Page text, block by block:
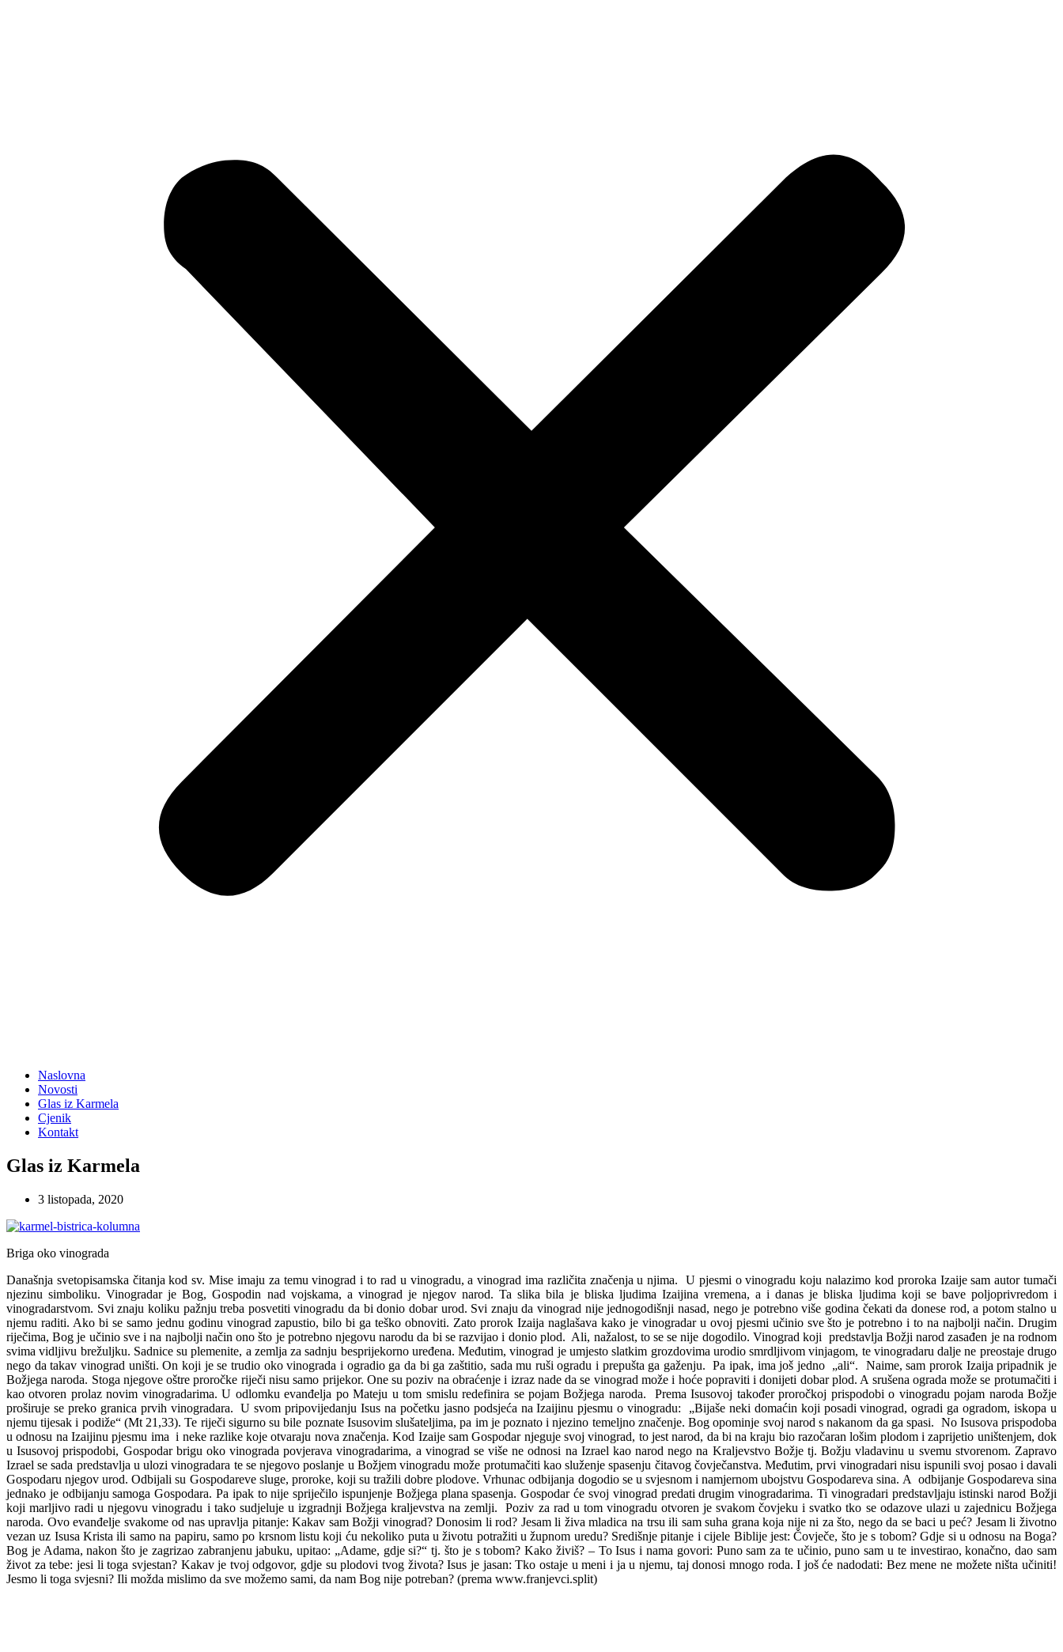
Naslovna
Novosti
Glas iz Karmela
Cjenik
Kontakt
Glas iz Karmela
3 listopada, 2020
Briga oko vinograda
Današnja svetopisamska čitanja kod sv. Mise imaju za temu vinograd i to rad u vinogradu, a vinograd ima različita značenja u njima. U pjesmi o vinogradu koju nalazimo kod proroka Izaije sam autor tumači
njezinu simboliku. Vinogradar je Bog, Gospodin nad vojskama, a vinograd je njegov narod. Ta slika bila je bliska ljudima Izaijina vremena, a i danas je bliska ljudima koji se bave poljoprivredom i
vinogradarstvom. Svi znaju koliku pažnju treba posvetiti vinogradu da bi donio dobar urod. Svi znaju da vinograd nije jednogodišnji nasad, nego je potrebno više godina čekati da donese rod, a potom stalno u
njemu raditi. Ako bi se samo jednu godinu vinograd zapustio, bilo bi ga teško obnoviti. Zato prorok Izaija naglašava kako je vinogradar u ovoj pjesmi učinio sve što je potrebno i to na najbolji način. Drugim
riječima, Bog je učinio sve i na najbolji način ono što je potrebno njegovu narodu da bi se razvijao i donio plod. Ali, nažalost, to se se nije dogodilo. Vinograd koji predstavlja Božji narod zasađen je na rodnom
svima vidljivu brežuljku. Sadnice su plemenite, a zemlja za sadnju besprijekorno uređena. Međutim, vinograd je umjesto slatkim grozdovima urodio smrdljivom vinjagom, te vinogradaru dalje ne preostaje drugo
nego da takav vinograd uništi. On koji je se trudio oko vinograda i ogradio ga da bi ga zaštitio, sada mu ruši ogradu i prepušta ga gaženju. Pa ipak, ima još jedno „ali“. Naime, sam prorok Izaija pripadnik je
Božjega naroda. Stoga njegove oštre proročke riječi nisu samo prijekor. One su poziv na obraćenje i izraz nade da se vinograd može i hoće popraviti i donijeti dobar plod. A srušena ograda može se protumačiti i
kao otvoren prolaz novim vinogradarima. U odlomku evanđelja po Mateju u tom smislu redefinira se pojam Božjega naroda. Prema Isusovoj također proročkoj prispodobi o vinogradu pojam naroda Božje
proširuje se preko granica prvih vinogradara. U svom pripovijedanju Isus na početku jasno podsjeća na Izaijinu pjesmu o vinogradu: „Bijaše neki domaćin koji posadi vinograd, ogradi ga ogradom, iskopa u
njemu tijesak i podiže“ (Mt 21,33). Te riječi sigurno su bile poznate Isusovim slušateljima, pa im je poznato i njezino temeljno značenje. Bog opominje svoj narod s nakanom da ga spasi. No Isusova prispodoba
u odnosu na Izaijinu pjesmu ima i neke razlike koje otvaraju nova značenja. Kod Izaije sam Gospodar njeguje svoj vinograd, to jest narod, da bi na kraju bio razočaran lošim plodom i zaprijetio uništenjem, dok
u Isusovoj prispodobi, Gospodar brigu oko vinograda povjerava vinogradarima, a vinograd se više ne odnosi na Izrael kao narod nego na Kraljevstvo Božje tj. Božju vladavinu u svemu stvorenom. Zapravo
Izrael se sada predstavlja u ulozi vinogradara te se njegovo poslanje u Božjem vinogradu može protumačiti kao služenje spasenju čitavog čovječanstva. Međutim, prvi vinogradari nisu ispunili svoj posao i davali
Gospodaru njegov urod. Odbijali su Gospodareve sluge, proroke, koji su tražili dobre plodove. Vrhunac odbijanja dogodio se u svjesnom i namjernom ubojstvu Gospodareva sina. A odbijanje Gospodareva sina
jednako je odbijanju samoga Gospodara. Pa ipak to nije spriječilo ispunjenje Božjega plana spasenja. Gospodar će svoj vinograd predati drugim vinogradarima. Ti vinogradari predstavljaju istinski narod Božji
koji marljivo radi u njegovu vinogradu i tako sudjeluje u izgradnji Božjega kraljevstva na zemlji. Poziv za rad u tom vinogradu otvoren je svakom čovjeku i svatko tko se odazove ulazi u zajednicu Božjega
naroda. Ovo evanđelje svakome od nas upravlja pitanje: Kakav sam Božji vinograd? Donosim li rod? Jesam li živa mladica na trsu ili sam suha grana koja nije ni za što, nego da se baci u peć? Jesam li životno
vezan uz Isusa Krista ili samo na papiru, samo po krsnom listu koji ću nekoliko puta u životu potražiti u župnom uredu? Središnje pitanje i cijele Biblije jest: Čovječe, što je s tobom? Gdje si u odnosu na Boga?
Bog je Adama, nakon što je zagrizao zabranjenu jabuku, upitao: „Adame, gdje si?“ tj. što je s tobom? Kako živiš? – To Isus i nama govori: Puno sam za te učinio, puno sam u te investirao, konačno, dao sam
život za tebe: jesi li toga svjestan? Kakav je tvoj odgovor, gdje su plodovi tvog života? Isus je jasan: Tko ostaje u meni i ja u njemu, taj donosi mnogo roda. I još će nadodati: Bez mene ne možete ništa učiniti!
Jesmo li toga svjesni? Ili možda mislimo da sve možemo sami, da nam Bog nije potreban? (prema www.franjevci.split)